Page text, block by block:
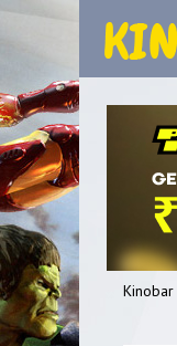
Kinobar